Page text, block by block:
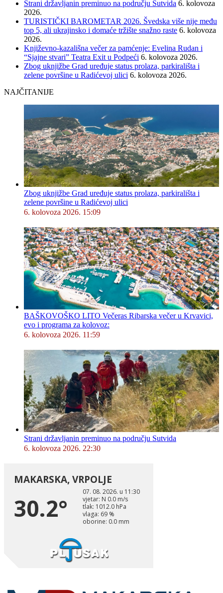
Strani državljanin preminuo na području Sutvida 6. kolovoza
2026.
TURISTIČKI BAROMETAR 2026. Švedska više nije među
top 5, ali ukrajinsko i domaće tržište snažno raste 6. kolovoza
2026.
Književno-kazališna večer za pamćenje: Evelina Rudan i
“Sjajne stvari” Teatra Exit u Podpeći 6. kolovoza 2026.
Zbog uknjižbe Grad uređuje status prolaza, parkirališta i
zelene površine u Radićevoj ulici 6. kolovoza 2026.
NAJČITANIJE
Zbog uknjižbe Grad uređuje status prolaza, parkirališta i
zelene površine u Radićevoj ulici
6. kolovoza 2026. 15:09
BAŠKOVOŠKO LITO Večeras Ribarska večer u Krvavici,
evo i programa za kolovoz:
6. kolovoza 2026. 11:59
Strani državljanin preminuo na području Sutvida
6. kolovoza 2026. 22:30